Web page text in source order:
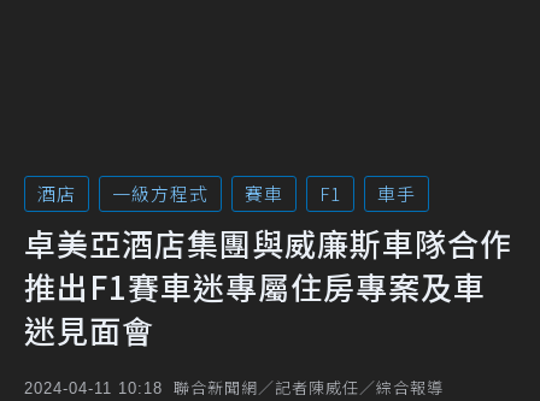
酒店 一級方程式 賽車 F1 車手
卓美亞酒店集團與威廉斯車隊合作
推出F1賽車迷專屬住房專案及車
迷見面會
2024-04-11 10:18 聯合新聞網／記者陳威任／綜合報導